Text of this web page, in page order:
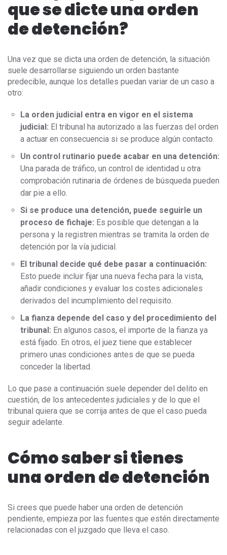
que se dicte una orden
de detención?
Una vez que se dicta una orden de detención, la situación
suele desarrollarse siguiendo un orden bastante
predecible, aunque los detalles puedan variar de un caso a
otro:
La orden judicial entra en vigor en el sistema
judicial: El tribunal ha autorizado a las fuerzas del orden
a actuar en consecuencia si se produce algún contacto.
Un control rutinario puede acabar en una detención:
Una parada de tráfico, un control de identidad u otra
comprobación rutinaria de órdenes de búsqueda pueden
dar pie a ello.
Si se produce una detención, puede seguirle un
proceso de fichaje: Es posible que detengan a la
persona y la registren mientras se tramita la orden de
detención por la vía judicial.
El tribunal decide qué debe pasar a continuación:
Esto puede incluir fijar una nueva fecha para la vista,
añadir condiciones y evaluar los costes adicionales
derivados del incumplimiento del requisito.
La fianza depende del caso y del procedimiento del
tribunal: En algunos casos, el importe de la fianza ya
está fijado. En otros, el juez tiene que establecer
primero unas condiciones antes de que se pueda
conceder la libertad.
Lo que pase a continuación suele depender del delito en
cuestión, de los antecedentes judiciales y de lo que el
tribunal quiera que se corrija antes de que el caso pueda
seguir adelante.
Cómo saber si tienes
una orden de detención
Si crees que puede haber una orden de detención
pendiente, empieza por las fuentes que estén directamente
relacionadas con el juzgado que lleva el caso.